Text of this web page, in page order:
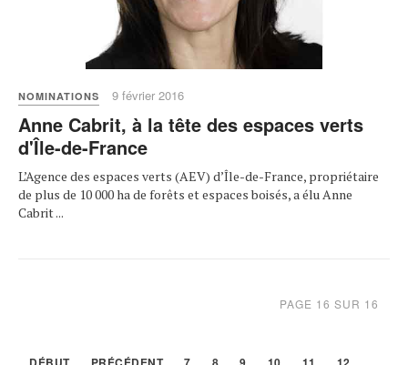
NOMINATIONS 9 février 2016
Anne Cabrit, à la tête des espaces verts
d'Île-de-France
L’Agence des espaces verts (AEV) d’Île-de-France, propriétaire
de plus de 10 000 ha de forêts et espaces boisés, a élu Anne
Cabrit ...
PAGE 16 SUR 16